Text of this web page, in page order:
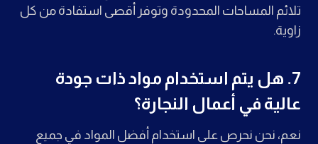
تلائم المساحات المحدودة وتوفر أقصى استفادة من كل
زاوية.
7. هل يتم استخدام مواد ذات جودة
عالية في أعمال النجارة؟
نعم، نحن نحرص على استخدام أفضل المواد في جميع